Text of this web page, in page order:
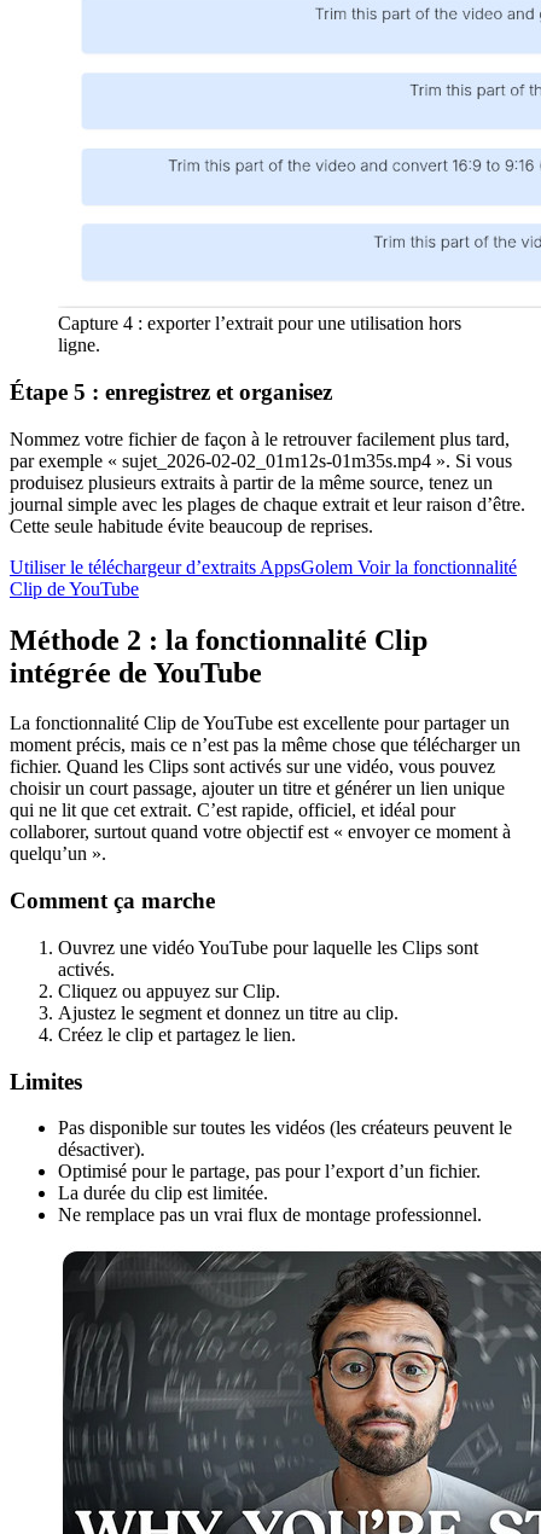
Capture 4 : exporter l’extrait pour une utilisation hors
ligne.
Étape 5 : enregistrez et organisez
Nommez votre fichier de façon à le retrouver facilement plus tard,
par exemple « sujet_2026-02-02_01m12s-01m35s.mp4 ». Si vous
produisez plusieurs extraits à partir de la même source, tenez un
journal simple avec les plages de chaque extrait et leur raison d’être.
Cette seule habitude évite beaucoup de reprises.
Utiliser le téléchargeur d’extraits AppsGolem Voir la fonctionnalité
Clip de YouTube
Méthode 2 : la fonctionnalité Clip
intégrée de YouTube
La fonctionnalité Clip de YouTube est excellente pour partager un
moment précis, mais ce n’est pas la même chose que télécharger un
fichier. Quand les Clips sont activés sur une vidéo, vous pouvez
choisir un court passage, ajouter un titre et générer un lien unique
qui ne lit que cet extrait. C’est rapide, officiel, et idéal pour
collaborer, surtout quand votre objectif est « envoyer ce moment à
quelqu’un ».
Comment ça marche
Ouvrez une vidéo YouTube pour laquelle les Clips sont
activés.
Cliquez ou appuyez sur Clip.
Ajustez le segment et donnez un titre au clip.
Créez le clip et partagez le lien.
Limites
Pas disponible sur toutes les vidéos (les créateurs peuvent le
désactiver).
Optimisé pour le partage, pas pour l’export d’un fichier.
La durée du clip est limitée.
Ne remplace pas un vrai flux de montage professionnel.